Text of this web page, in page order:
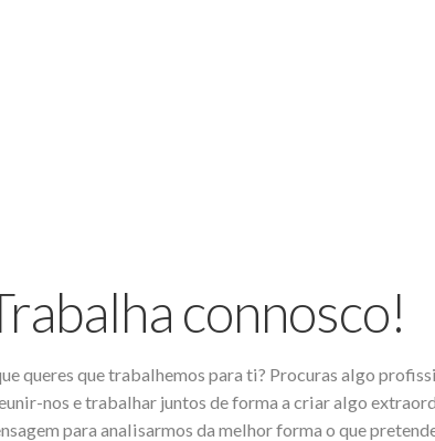
connosco!
queres que trabalhemos para ti? Procuras algo
nos e trabalhar juntos de forma a criar algo
para analisarmos da melhor forma o que